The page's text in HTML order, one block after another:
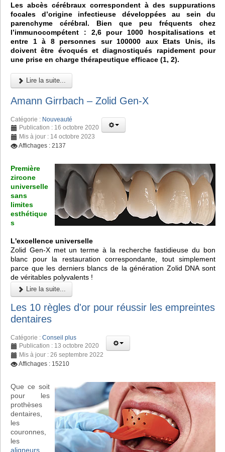
Les abcès cérébraux correspondent à des suppurations
focales d’origine infectieuse développées au sein du
parenchyme cérébral. Bien que peu fréquents chez
l’immunocompétent : 2,6 pour 1000 hospitalisations et
entre 1 à 8 personnes sur 100000 aux Etats Unis, ils
doivent être évoqués et diagnostiqués rapidement pour
une prise en charge thérapeutique efficace (1, 2).
Lire la suite...
Amann Girrbach – Zolid Gen-X
Catégorie : Nouveauté
Publication : 16 octobre 2020
Mis à jour : 14 octobre 2023
Affichages : 2137
Première
zircone
universelle
sans
limites
esthétique
s
L'excellence universelle
Zolid Gen-X met un terme à la recherche fastidieuse du bon
blanc pour la restauration correspondante, tout simplement
parce que les derniers blancs de la génération Zolid DNA sont
de véritables polyvalents !
Lire la suite...
Les 10 règles d'or pour réussir les empreintes
dentaires
Catégorie : Conseil plus
Publication : 13 octobre 2020
Mis à jour : 26 septembre 2022
Affichages : 15210
Que ce soit
pour les
prothèses
dentaires,
les
couronnes,
les
aligneurs